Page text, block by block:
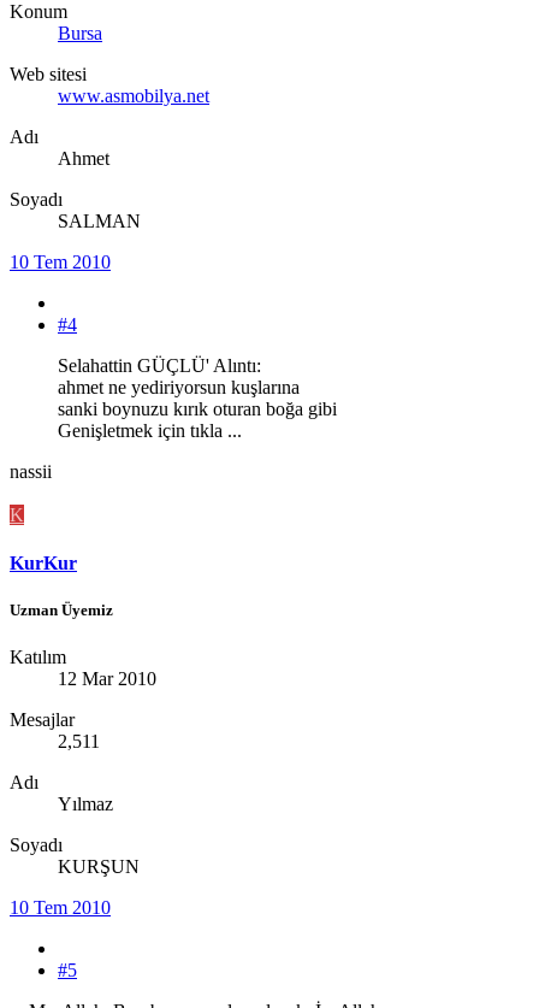
Konum
Bursa
Web sitesi
www.asmobilya.net
Adı
Ahmet
Soyadı
SALMAN
10 Tem 2010
#4
Selahattin GÜÇLÜ' Alıntı:
ahmet ne yediriyorsun kuşlarına
sanki boynuzu kırık oturan boğa gibi
Genişletmek için tıkla ...
nassii
K
KurKur
Uzman Üyemiz
Katılım
12 Mar 2010
Mesajlar
2,511
Adı
Yılmaz
Soyadı
KURŞUN
10 Tem 2010
#5